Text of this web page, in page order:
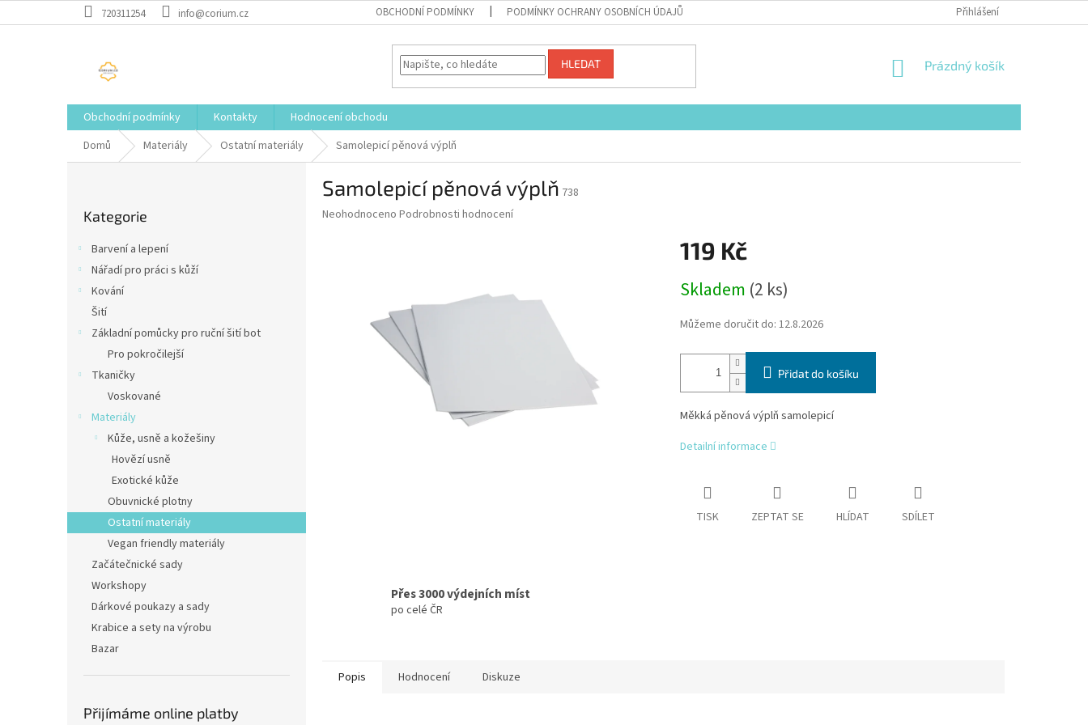
na
720311254 info@corium.cz OBCHODNÍ PODMÍNKY PODMÍNKY OCHRANY OSOBNÍCH ÚDAJŮ Přihlášení
HLEDAT
NÁKUPNÍ
Prázdný košík
Obchodní podmínky Kontakty
Hodnocení obchodu
Domů
Materiály Ostatní materiály Samolepicí pěnová výplň
kategorie
Kategorie
Barvení a lepení
Nářadí pro práci s kůží
Kování
Šití
Základní pomůcky pro ruční šití bot
Pro pokročilejší
Tkaničky
Voskované
Materiály
Kůže, usně a kožešiny
Hovězí usně
Exotické kůže
Obuvnické plotny
Ostatní materiály
Vegan friendly materiály
Začátečnické sady
Workshopy
Dárkové poukazy a sady
Krabice a sety na výrobu
Bazar
Přijímáme online platby
Samolepicí pěnová výplň 738
Průměrné
hvězdiček.
Neohodnoceno Podrobnosti hodnocení
119 Kč
cena:
Skladem (2 ks)
Můžeme doručit do: 12.8.2026
Přidat do košíku
Měkká pěnová výplň samolepicí
Detailní informace
TISK ZEPTAT SE HLÍDAT SDÍLET
Přes 3000 výdejních míst
po celé ČR
Popis Hodnocení Diskuze